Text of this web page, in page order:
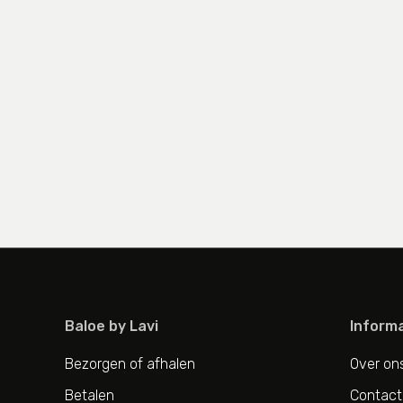
Baloe by Lavi
Bezorgen of afhalen
Betalen
Over
Contact